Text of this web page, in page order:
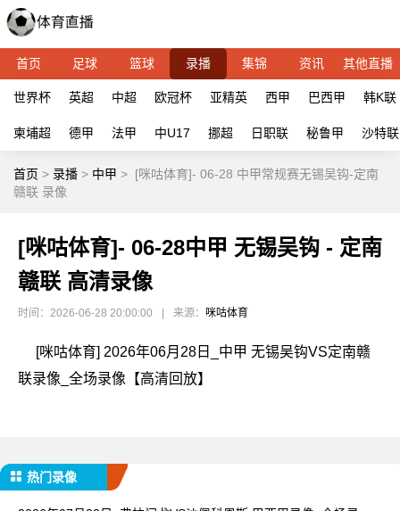
首页 足球 篮球 录播 集锦 资讯 其他直播
世界杯 英超 中超 欧冠杯 亚精英 西甲 巴西甲 韩K联
柬埔超 德甲 法甲 中U17 挪超 日职联 秘鲁甲 沙特联
首页 > 录播 > 中甲 > [咪咕体育]- 06-28 中甲常规赛无锡吴钩-定南
赣联 录像
[咪咕体育]- 06-28中甲 无锡吴钩 - 定南
赣联 高清录像
时间：2026-06-28 20:00:00 来源： 咪咕体育
[咪咕体育] 2026年06月28日_中甲 无锡吴钩VS定南赣
联录像_全场录像【高清回放】
热门录像